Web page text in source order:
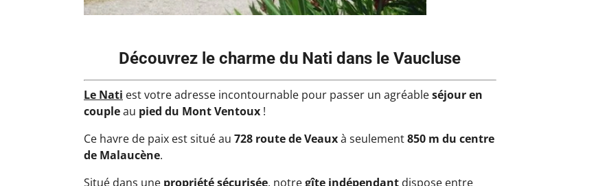
Découvrez le charme du Nati dans le Vaucluse
Le Nati est votre adresse incontournable pour passer un agréableséjouren
coupleau pied du Mont Ventoux !
Ce havre de paix est situé au 728 route de Veauxà seulement850 m du centre
de Malaucène.
Situé dans une propriété sécurisée, notregîte indépendant dispose entre